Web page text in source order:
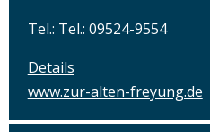
Tel.: Tel.: 09524-9554
Details
www.zur-alten-freyung.de